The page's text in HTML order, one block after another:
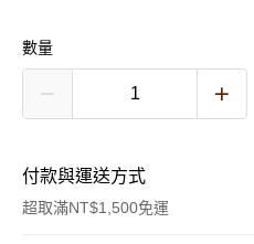
數量
付款與運送方式
超取滿NT$1,500免運